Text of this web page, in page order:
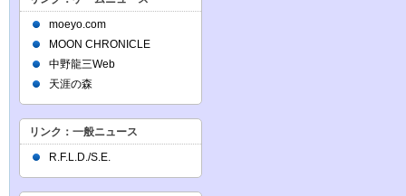
moeyo.com
MOON CHRONICLE
中野龍三Web
天涯の森
リンク：一般ニュース
R.F.L.D./S.E.